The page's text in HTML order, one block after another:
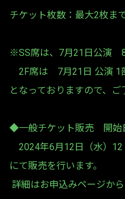
チケット枚数：最大2枚ま
※SS席は、7月21日公演
2F席は 7月21日 公演 1
となっておりますので、ご
◆一般チケット販売 開始
2024年6月12日（水）
にて販売を行います。
詳細はお申込みページか